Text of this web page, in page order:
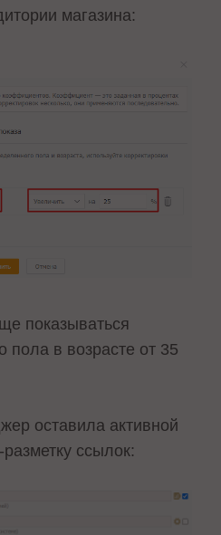
магазина:
показываться
пола в возрасте от 35
оставила активной
ссылок: